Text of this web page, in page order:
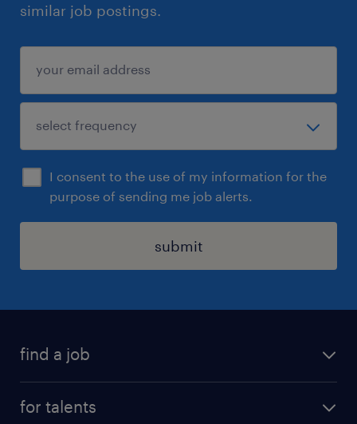
similar job postings.
I consent to the use of my information for the
purpose of sending me job alerts.
submit
find a job
for talents